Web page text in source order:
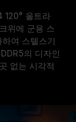
가 표기된 오
있습니다.
은 표준 전압
서나 메인보드
에 문의하여
120° 울트라
위에 군용 스
여 스텔스기
의 디자인
없는 시각적